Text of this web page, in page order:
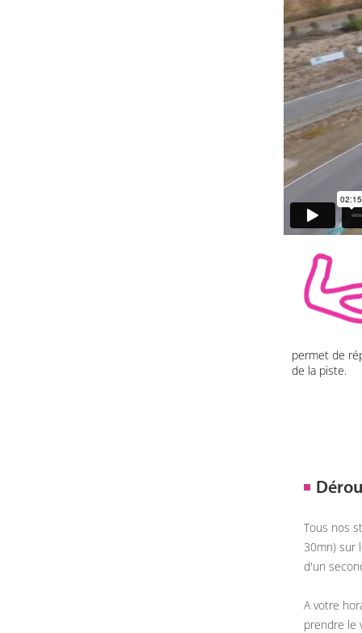
Tous nos
30mn) sur
d'un
A votre
prendre le
permet de
de la piste.